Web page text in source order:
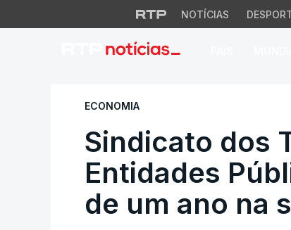
NOTÍCIAS
Sindicato dos
ECONOMIA
Sindicato dos
Entidades
de um ano na